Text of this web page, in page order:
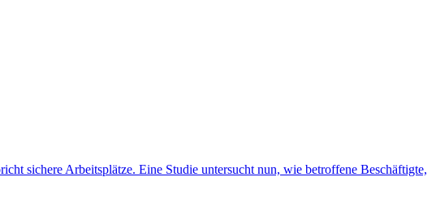
sichere Arbeitsplätze. Eine Studie untersucht nun, wie betroffene Beschäftigte,